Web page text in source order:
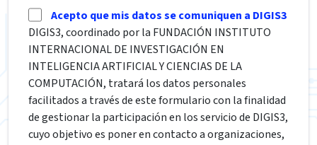
Acepto que mis datos se comuniquen a DIGIS3
DIGIS3, coordinado por la FUNDACIÓN INSTITUTO
INTERNACIONAL DE INVESTIGACIÓN EN
INTELIGENCIA ARTIFICIAL Y CIENCIAS DE LA
COMPUTACIÓN, tratará los datos personales
facilitados a través de este formulario con la finalidad
de gestionar la participación en los servicio de DIGIS3,
cuyo objetivo es poner en contacto a organizaciones,